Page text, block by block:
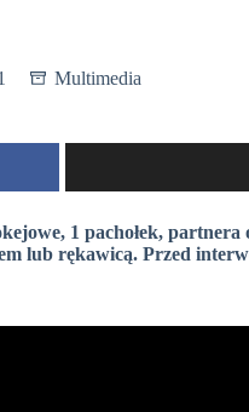
Multimedia
1 pachołek,
lub rękawicą. Przed